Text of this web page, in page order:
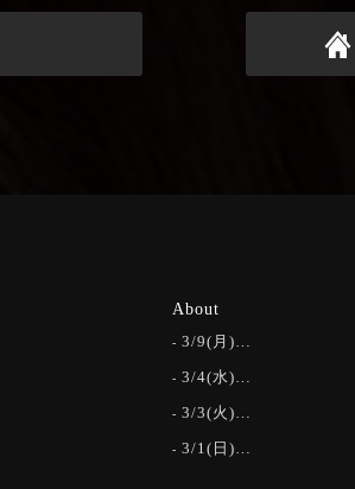
About
3/9(月)…
3/4(水)…
3/3(火)…
3/1(日)…